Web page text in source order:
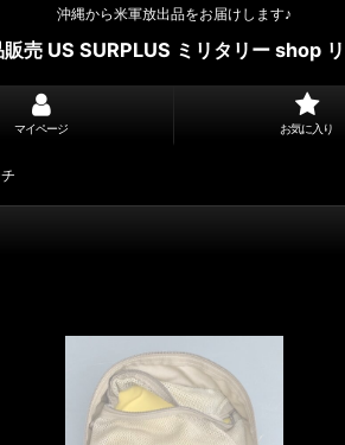
沖縄から米軍放出品をお届けします♪
売 US SURPLUS ミリタリー shop
マイページ お気に入り